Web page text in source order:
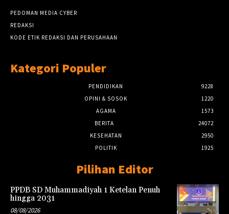
PEDOMAN MEDIA CYBER
REDAKSI
KODE ETIK REDAKSI DAN PERUSAHAAN
Kategori Populer
PENDIDIKAN
9228
OPINI & SOSOK
1220
AGAMA
1573
BERITA
24072
KESEHATAN
2950
POLITIK
1925
Pilihan Editor
PPDB SD Muhammadiyah 1 Ketelan Penuh
hingga 2031
08/08/2026